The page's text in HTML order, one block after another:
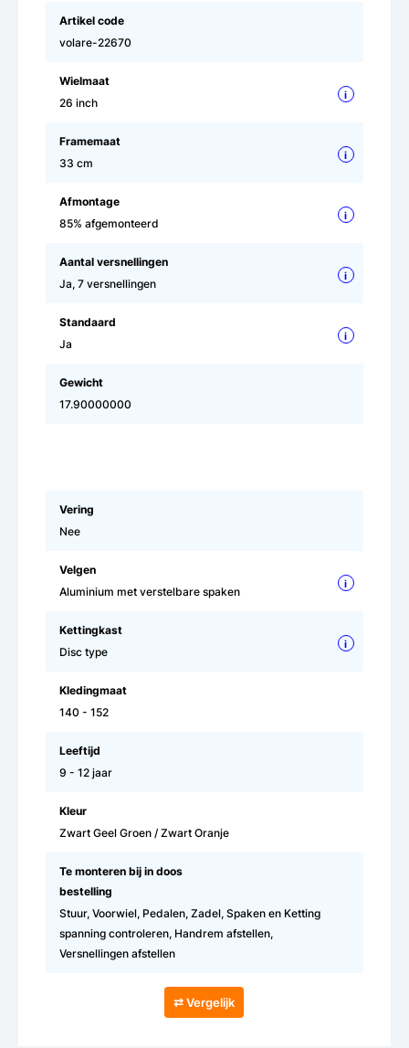
Artikel code
volare-22670
Wielmaat
26 inch
i
Framemaat
33 cm
i
Afmontage
85% afgemonteerd
i
Aantal versnellingen
Ja, 7 versnellingen
i
Standaard
Ja
i
Gewicht
17.90000000
Vering
Nee
Velgen
Aluminium met verstelbare spaken
i
Kettingkast
Disc type
i
Kledingmaat
140 - 152
Leeftijd
9 - 12 jaar
Kleur
Zwart Geel Groen / Zwart Oranje
Te monteren bij in doos
bestelling
Stuur, Voorwiel, Pedalen, Zadel, Spaken en Ketting
spanning controleren, Handrem afstellen,
Versnellingen afstellen
⇄ Vergelijk